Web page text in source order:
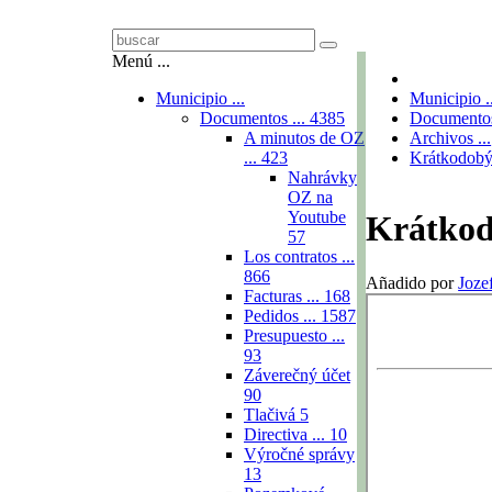
Menú ...
Municipio ...
Documentos ... 4385
A minutos de OZ
... 423
Nahrávky
OZ na
Youtube
57
Los contratos ...
866
Facturas ... 168
Pedidos ... 1587
Presupuesto ...
93
Záverečný účet
90
Tlačivá 5
Directiva ... 10
Výročné správy
13
Municipio
Archivos ...
Añadido por